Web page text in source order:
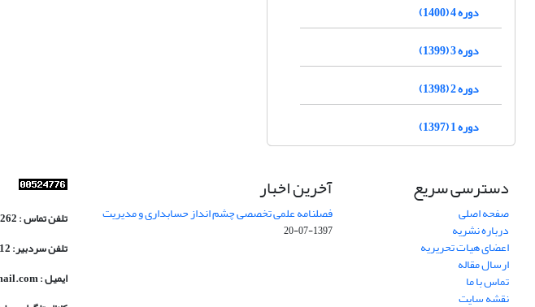
دوره 4 (1400)
دوره 3 (1399)
دوره 2 (1398)
دوره 1 (1397)
دسترسی سریع
صفحه اصلی
درباره نشریه
اعضای هیات تحریریه
ارسال مقاله
تماس با ما
نقشه سایت
آخرین اخبار
فصلنامه علمی تخصصی چشم انداز حسابداری و مدیریت
1397-07-20
تلفن تماس : 09900220262
تلفن سردبیر: 09143033712
ایمیل : jamv.info@gmail.com